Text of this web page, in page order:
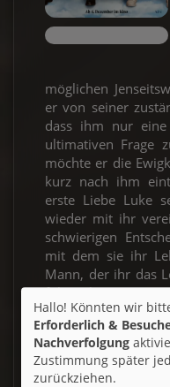
möglichen
er von seiner
dass ihm nur
ultimativen Frage
möchte er die
kurz nach ihm
erste Liebe Luke
wieder mit ihr
schwierigen
mit dem sie ihr
Mann, der ihr das
führen können.
Ticket-
Hallo! Könnten wir
Erforderlich &
Nachverfolgung
Zustimmung später
zurückziehen.